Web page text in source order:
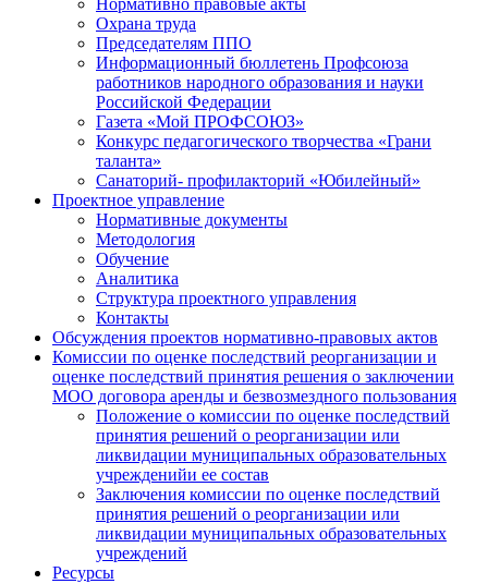
Нормативно правовые акты
Охрана труда
Председателям ППО
Информационный бюллетень Профсоюза
работников народного образования и науки
Российской Федерации
Газета «Мой ПРОФСОЮЗ»
Конкурс педагогического творчества «Грани
таланта»
Санаторий- профилакторий «Юбилейный»
Проектное управление
Нормативные документы
Методология
Обучение
Аналитика
Структура проектного управления
Контакты
Обсуждения проектов нормативно-правовых актов
Комиссии по оценке последствий реорганизации и
оценке последствий принятия решения о заключении
МОО договора аренды и безвозмездного пользования
Положение о комиссии по оценке последствий
принятия решений о реорганизации или
ликвидации муниципальных образовательных
учрежденийи ее состав
Заключения комиссии по оценке последствий
принятия решений о реорганизации или
ликвидации муниципальных образовательных
учреждений
Ресурсы